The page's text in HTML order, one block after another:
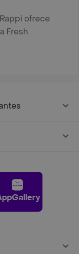
ofrece
Fresh